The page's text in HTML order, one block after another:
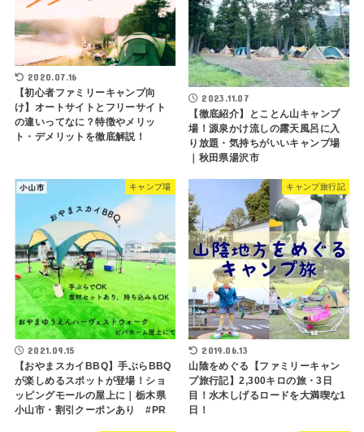
2020.07.16
【初心者ファミリーキャンプ向
け】オートサイトとフリーサイト
の違いってなに？特徴やメリッ
ト・デメリットを徹底解説！
2023.11.07
【徹底紹介】とことん山キャンプ
場！源泉かけ流しの露天風呂に入
り放題・気持ちがいいキャンプ場
｜秋田県湯沢市
キャンプ場
2021.09.15
【おやまスカイBBQ】手ぶらBBQ
が楽しめるスポットが登場！ショ
ッピングモールの屋上に｜栃木県
小山市・割引クーポンあり #PR
キャンプ旅行記
2019.06.13
山陰をめぐる【ファミリーキャン
プ旅行記】2,300キロの旅・3日
目！水木しげるロードを大満喫な1
日！